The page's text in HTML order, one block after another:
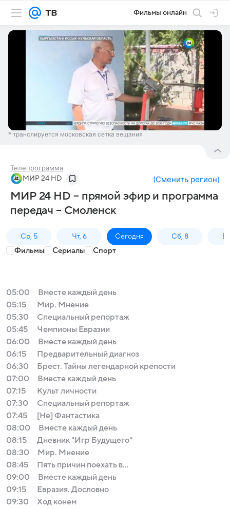
Фильмы онлайн
* транслируется московская сетка вещания
Телепрограмма
МИР 24 HD (Сменить регион)
МИР 24 HD – прямой эфир и программа
передач – Смоленск
Ср, 5 Чт, 6 Сегодня Сб, 8
Фильмы Сериалы Спорт
05:00
Вместе каждый день
05:15
Мир. Мнение
05:30
Специальный репортаж
05:45
Чемпионы Евразии
06:00
Вместе каждый день
06:15
Предварительный диагноз
06:30
Брест. Тайны легендарной крепости
07:00
Вместе каждый день
07:15
Культ личности
07:30
Специальный репортаж
07:45
[Не] Фантастика
08:00
Вместе каждый день
08:15
Дневник "Игр Будущего"
08:30
Мир. Мнение
08:45
Пять причин поехать в...
09:00
Вместе каждый день
09:15
Евразия. Дословно
09:30
Ход конем